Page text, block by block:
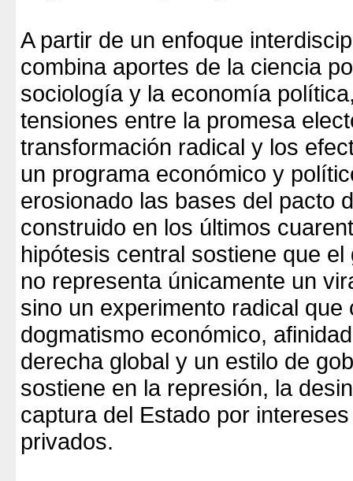
A partir de un enfoque
combina aportes de la ciencia
sociología y la economía
tensiones entre la promesa
transformación radical y los
un programa económico y
erosionado las bases del pacto
construido en los últimos
hipótesis central sostiene que el
no representa únicamente un
sino un experimento radical que
dogmatismo económico,
derecha global y un estilo de
sostiene en la represión, la
captura del Estado por
privados.